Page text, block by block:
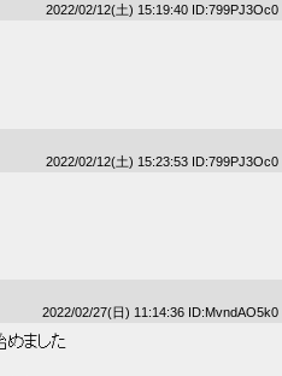
2022/02/12(土) 15:19:40 ID:799PJ3Oc0
2022/02/12(土) 15:23:53 ID:799PJ3Oc0
2022/02/27(日) 11:14:36 ID:MvndAO5k0
ました